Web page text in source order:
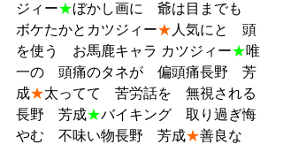
ジィー★ぼかし画に　爺は目までも
ボケたかとカツジィー★ 人気にと　頭
を使う　お馬鹿キャラ カツジィー★唯
一の　頭痛のタネが　偏頭痛長野　芳
成★太ってて　苦労話を　無視される
長野　芳成★バイキング　取り過ぎ悔
やむ　不味い物長野　芳成★善良な